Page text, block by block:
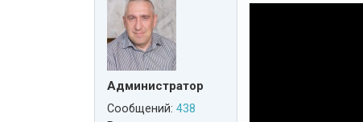
Администратор
Сообщений: 438